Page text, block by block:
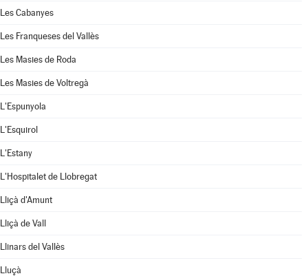
Les Cabanyes
Les Franqueses del Vallès
Les Masies de Roda
Les Masies de Voltregà
L'Espunyola
L'Esquirol
L'Estany
L'Hospitalet de Llobregat
Lliçà d'Amunt
Lliçà de Vall
Llinars del Vallès
Lluçà